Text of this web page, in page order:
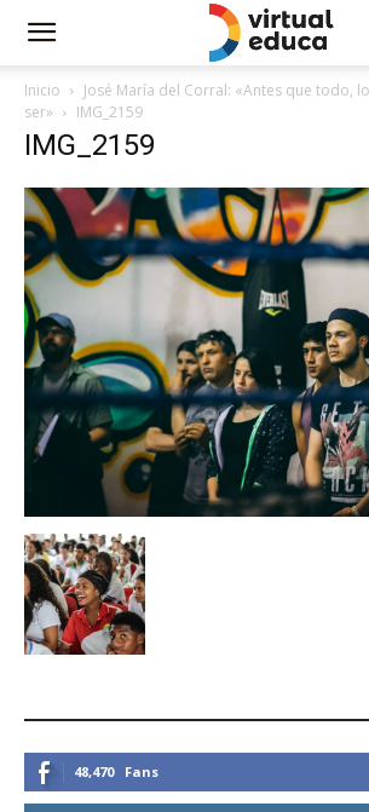
Inicio
José María del Corral: «Antes que todo,
ser»
IMG_2159
IMG_2159
48,470 Fans